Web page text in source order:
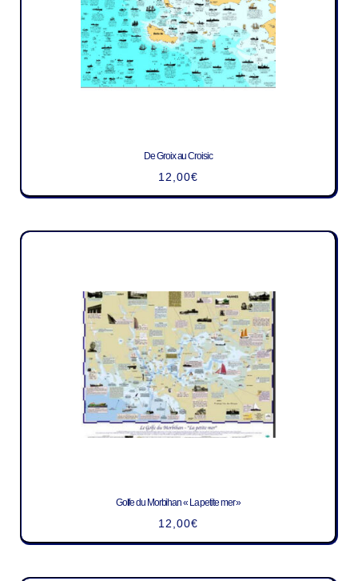
De Groix au Croisic
12,00€
Golfe du Morbihan « La petite mer »
12,00€